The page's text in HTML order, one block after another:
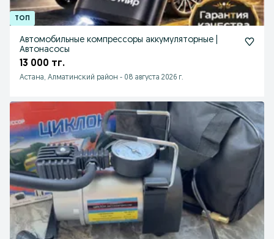
Автомобильные компрессоры аккумуляторные |
Автонасосы
13 000 тг.
Астана, Алматинский район - 08 августа 2026 г.